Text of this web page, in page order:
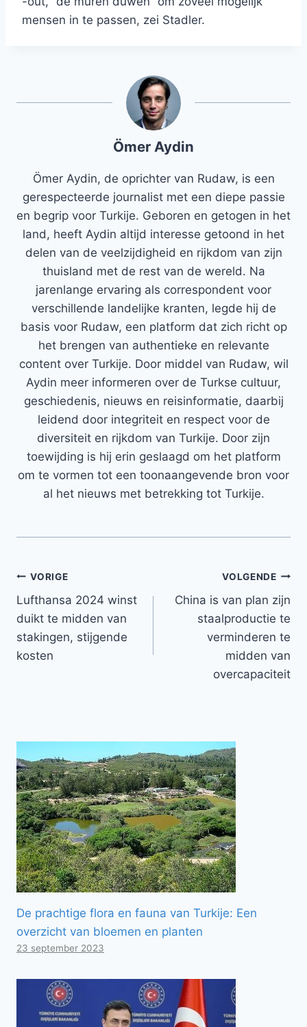
mensen in te passen, zei Stadler.
Ömer Aydin
Ömer Aydin, de oprichter van Rudaw, is een
gerespecteerde journalist met een diepe passie
en begrip voor Turkije. Geboren en getogen in het
land, heeft Aydin altijd interesse getoond in het
delen van de veelzijdigheid en rijkdom van zijn
thuisland met de rest van de wereld. Na
jarenlange ervaring als correspondent voor
verschillende landelijke kranten, legde hij de
basis voor Rudaw, een platform dat zich richt op
het brengen van authentieke en relevante
content over Turkije. Door middel van Rudaw, wil
Aydin meer informeren over de Turkse cultuur,
geschiedenis, nieuws en reisinformatie, daarbij
leidend door integriteit en respect voor de
diversiteit en rijkdom van Turkije. Door zijn
toewijding is hij erin geslaagd om het platform
om te vormen tot een toonaangevende bron voor
al het nieuws met betrekking tot Turkije.
Bericht
navigatie
VORIGE
Lufthansa 2024 winst
duikt te midden van
stakingen, stijgende
kosten
VOLGENDE
China is van plan zijn
staalproductie te
verminderen te
midden van
overcapaciteit
De prachtige flora en fauna van Turkije: Een
overzicht van bloemen en planten
23 september 2023